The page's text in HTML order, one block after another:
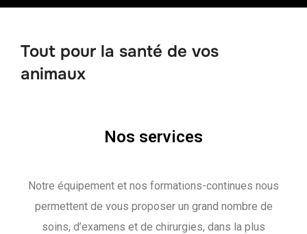
Tout pour la santé de vos
animaux
Nos services
Notre équipement et nos formations-continues nous
permettent de vous proposer un grand nombre de
soins, d’examens et de chirurgies, dans la plus